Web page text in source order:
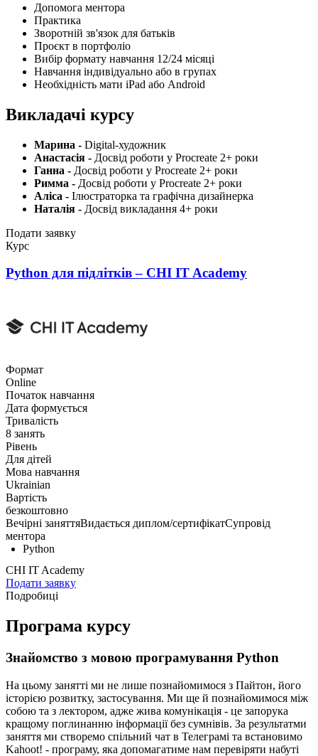
Допомога ментора
Практика
Зворотній зв'язок для батьків
Проєкт в портфоліо
Вибір формату навчання 12/24 місяці
Навчання індивідуально або в групах
Необхідність мати iPad або Android
Викладачі курсу
Марина - Digital-художник
Анастасія - Досвід роботи у Procreate 2+ роки
Ганна - Досвід роботи у Procreate 2+ роки
Римма - Досвід роботи у Procreate 2+ роки
Аліса - Ілюстраторка та графічна дизайнерка
Наталія - Досвід викладання 4+ роки
Подати заявку
Курс
Python для підлітків – CHI IT Academy
Формат
Online
Початок навчання
Дата формується
Тривалість
8 занять
Рівень
Для дітей
Мова навчання
Ukrainian
Вартість
безкоштовно
Вечірні заняттяВидається диплом/сертифікатСупровід
ментора
Python
CHI IT Academy
Подати заявку
Подробиці
Програма курсу
Знайомство з мовою програмування Python
На цьому занятті ми не лише познайомимося з Пайтон, його
історією розвитку, застосування. Ми ще й познайомимося між
собою та з лектором, адже жива комунікація - це запорука
кращому поглинанню інформації без сумнівів. За результатми
заняття ми створемо спільний чат в Телеграмі та встановимо
Kahoot! - програму, яка допомагатиме нам перевіряти набуті